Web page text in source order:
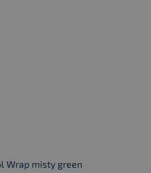
Wrap misty green